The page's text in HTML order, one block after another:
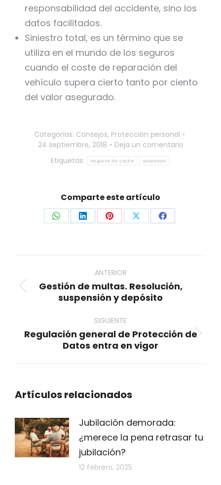
responsabilidad del accidente, sino los
datos facilitados.
Siniestro total, es un término que se
utiliza en el mundo de los seguros
cuando el coste de reparación del
vehículo supera cierto tanto por ciento
del valor asegurado.
Categorías: Consejos, Protección personal
24 septiembre, 2018
Deja un comentario
Etiquetas:
seguros de coche siniestros
Comparte este artículo
Share Share Share Share Share
publicaciones
ANTERIOR
Publicación
anterior:
Gestión de multas. Resolución,
suspensión y depósito
SIGUIENTE
Publicación
siguiente:
Regulación general de Protección de
Datos entra en vigor
Artículos relacionados
Jubilación demorada:
¿merece la pena retrasar tu
jubilación?
12 febrero, 2025